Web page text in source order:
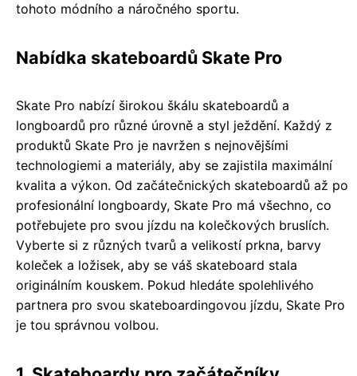
tohoto módního a náročného sportu.
Nabídka skateboardů Skate Pro
Skate Pro nabízí širokou škálu skateboardů a
longboardů pro různé úrovně a styl ježdění. Každý z
produktů Skate Pro je navržen s nejnovějšími
technologiemi a materiály, aby se zajistila maximální
kvalita a výkon. Od začátečnických skateboardů až po
profesionální longboardy, Skate Pro má všechno, co
potřebujete pro svou jízdu na kolečkových bruslích.
Vyberte si z různých tvarů a velikostí prkna, barvy
koleček a ložisek, aby se váš skateboard stala
originálním kouskem. Pokud hledáte spolehlivého
partnera pro svou skateboardingovou jízdu, Skate Pro
je tou správnou volbou.